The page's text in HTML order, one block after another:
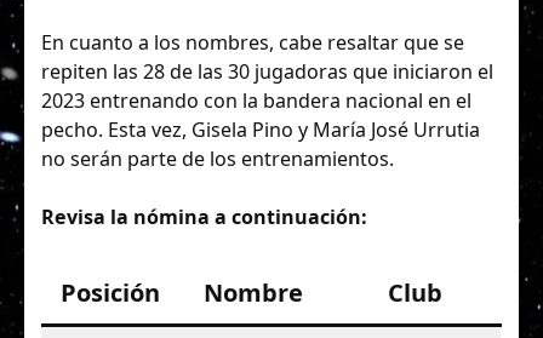
En cuanto a los nombres, cabe resaltar que se
repiten las 28 de las 30 jugadoras que iniciaron el
2023 entrenando con la bandera nacional en el
pecho. Esta vez, Gisela Pino y María José Urrutia
no serán parte de los entrenamientos.
Revisa la nómina a continuación:
Posición Nombre Club